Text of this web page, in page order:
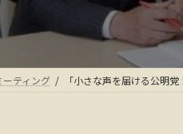
ティング 「小さな声を届ける公明